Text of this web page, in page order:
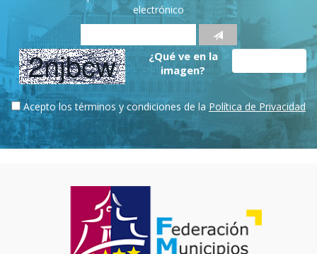
electrónico
¿Qué ve en la
imagen?
Acepto los términos y condiciones de la Política de Privacidad